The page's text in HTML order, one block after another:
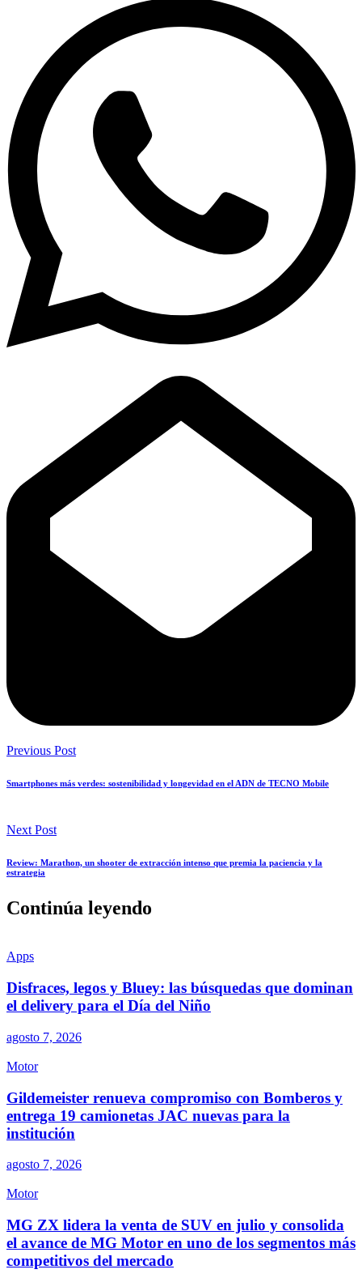
Previous Post
Smartphones más verdes: sostenibilidad y longevidad en el ADN de TECNO Mobile
Next Post
Review: Marathon, un shooter de extracción intenso que premia la paciencia y la
estrategia
Continúa leyendo
Apps
Disfraces, legos y Bluey: las búsquedas que dominan
el delivery para el Día del Niño
agosto 7, 2026
Motor
Gildemeister renueva compromiso con Bomberos y
entrega 19 camionetas JAC nuevas para la
institución
agosto 7, 2026
Motor
MG ZX lidera la venta de SUV en julio y consolida
el avance de MG Motor en uno de los segmentos más
competitivos del mercado